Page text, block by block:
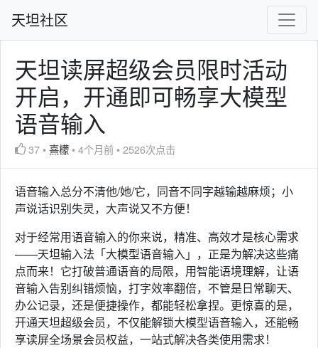
天坦社区
天坦读屏超级会员限时活动
开启，开通即可畅享大模型
语音输入
37 •熹檬 •4个月前 •2526次点击
语音输入总分不清他/她/它，同音不同字越输越麻烦；小
声说话识别失灵，大声说又不方便！
对于经常用语音输入的你来说，精准、高效才是核心需求
——天坦输入法「大模型语音输入」，正是为解决这些痛
点而来！它打破普通语音的局限，用智能语境理解，让语
音输入告别纠错烦恼，打字效率翻倍，不管是日常聊天、
办公记录，还是便捷操作，都能轻松拿捏。更惊喜的是，
开通天坦超级会员，不仅能解锁大模型语音输入，还能畅
享读屏全场景会员权益，一站式解决各类使用需求！